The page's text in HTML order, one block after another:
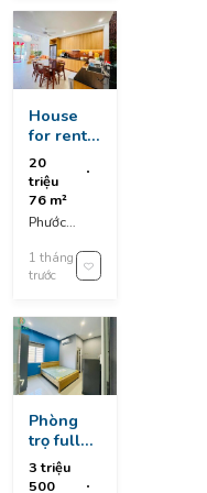
House
for rent –
3-storey
house on
phuoc
tuong 4
street
20
triệu
76 m²
Phước
An Khe, Da
Nang,
1 tháng
trước
Phòng
trọ full
nội thất
khu vực
3 triệu
500